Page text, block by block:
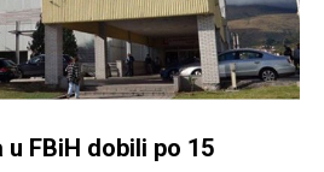
FBiH dobili po 15